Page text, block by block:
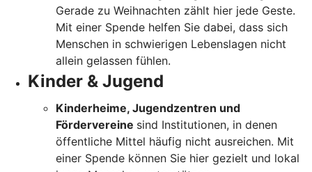
Gerade zu Weihnachten zählt hier jede Geste.
Mit einer Spende helfen Sie dabei, dass sich
Menschen in schwierigen Lebenslagen nicht
allein gelassen fühlen.
Kinder & Jugend
Kinderheime, Jugendzentren und
Fördervereine sind Institutionen, in denen
öffentliche Mittel häufig nicht ausreichen. Mit
einer Spende können Sie hier gezielt und lokal